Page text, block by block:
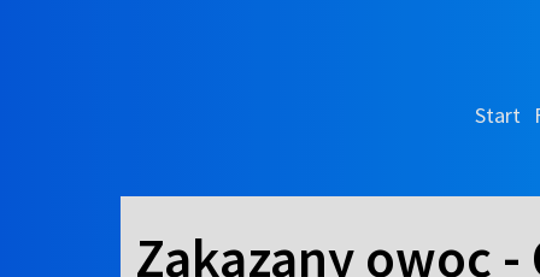
Start
Zakazany owoc -